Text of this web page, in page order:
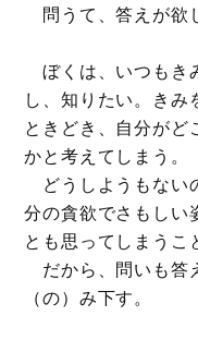
問うて、答えが欲
ぼくは、いつもき
し、知りたい。きみ
ときどき、自分がど
かと考えてしまう。
どうしようもない
分の貪欲でさもしい
とも思ってしまうこ
だから、問いも答
（の）み下す。